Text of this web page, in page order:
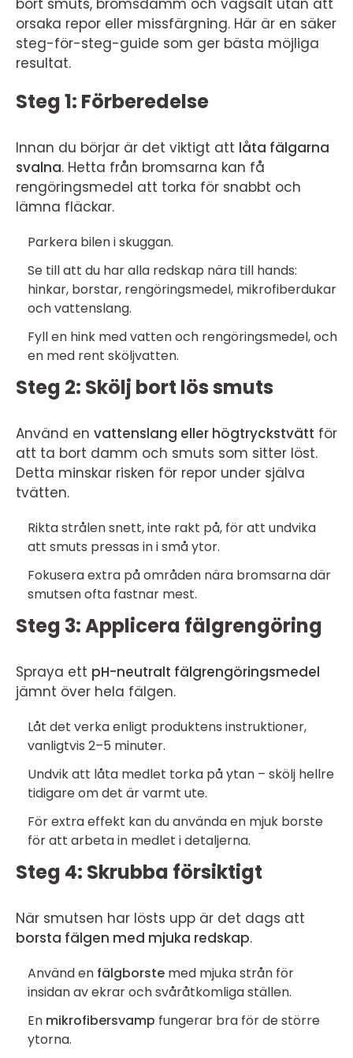
bort smuts, bromsdamm och vägsalt utan att
orsaka repor eller missfärgning. Här är en säker
steg-för-steg-guide som ger bästa möjliga
resultat.
Steg 1: Förberedelse
Innan du börjar är det viktigt att låta fälgarna
svalna. Hetta från bromsarna kan få
rengöringsmedel att torka för snabbt och
lämna fläckar.
Parkera bilen i skuggan.
Se till att du har alla redskap nära till hands:
hinkar, borstar, rengöringsmedel, mikrofiberdukar
och vattenslang.
Fyll en hink med vatten och rengöringsmedel, och
en med rent sköljvatten.
Steg 2: Skölj bort lös smuts
Använd en vattenslang eller högtryckstvätt för
att ta bort damm och smuts som sitter löst.
Detta minskar risken för repor under själva
tvätten.
Rikta strålen snett, inte rakt på, för att undvika
att smuts pressas in i små ytor.
Fokusera extra på områden nära bromsarna där
smutsen ofta fastnar mest.
Steg 3: Applicera fälgrengöring
Spraya ett pH-neutralt fälgrengöringsmedel
jämnt över hela fälgen.
Låt det verka enligt produktens instruktioner,
vanligtvis 2–5 minuter.
Undvik att låta medlet torka på ytan – skölj hellre
tidigare om det är varmt ute.
För extra effekt kan du använda en mjuk borste
för att arbeta in medlet i detaljerna.
Steg 4: Skrubba försiktigt
När smutsen har lösts upp är det dags att
borsta fälgen med mjuka redskap.
Använd en fälgborste med mjuka strån för
insidan av ekrar och svåråtkomliga ställen.
En mikrofibersvamp fungerar bra för de större
ytorna.